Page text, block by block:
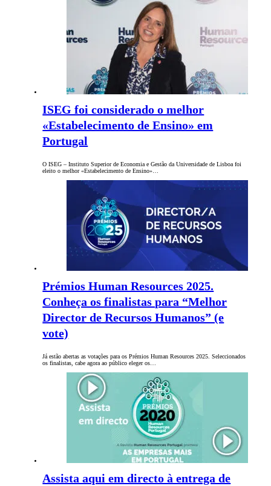
ISEG foi considerado o melhor
«Estabelecimento de Ensino» em
Portugal
O ISEG – Instituto Superior de Economia e Gestão da Universidade de Lisboa foi
eleito o melhor «Estabelecimento de Ensino»…
Prémios Human Resources 2025.
Conheça os finalistas para “Melhor
Director de Recursos Humanos” (e
vote)
Já estão abertas as votações para os Prémios Human Resources 2025. Seleccionados
os finalistas, cabe agora ao público eleger os…
Assista aqui em directo à entrega de